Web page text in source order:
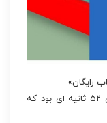
رایگان»
کل محتویات این کتاب رایگان یک فایل صوتی ۵۲ ثانیه ای بود که